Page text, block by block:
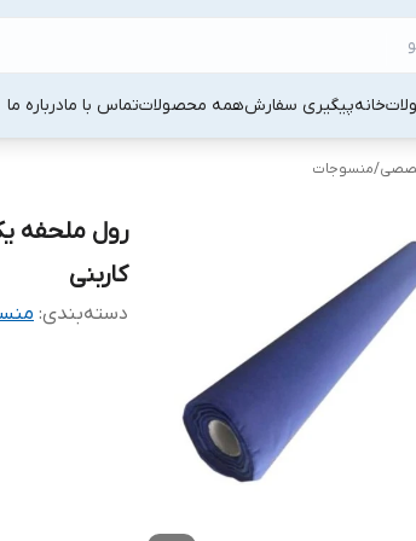
خانهپیگیری سفارشهمه محصولاتتماس با مادرباره ما
/منسوجات
کاربنی
دسته‌بندی: